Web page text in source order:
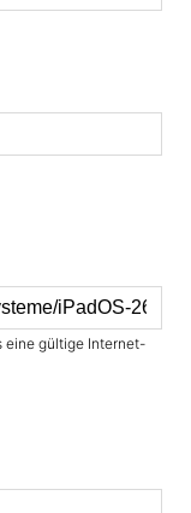
eine gültige Internet-